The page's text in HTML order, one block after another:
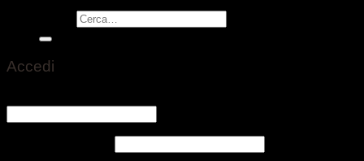
Accedi